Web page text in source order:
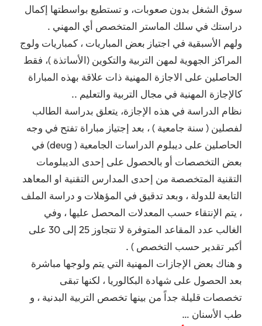
سوق الشغل بدون صعوبات، و تستطيع بواسطتها إكمال
دراستك في سلك الماستر المتخصص أي المهني .
ولهم الأسبقية في اجتياز بعض المباريات ، كمباريات ولوج
المراكز الجهوية لمهن التربية والتكوين (الأساتذة )، فقط
الحاصلين على الاجازة المهنية ذات علاقة بهذه المباراة
كالإجازة المهنية في مجال التربية والتعليم ..
نظام الدراسة في هذه الإجازة، يتعلق بدراسة الطالب
لفصلين ( سنة جامعية ) ، بعد إجتياز مباراة تفتح في وجه
الحاصلين على ديبلوم الدراسات الجامعية ( deug) في
بعض التخصصات أو بالحصول على إحدى الديبلومات
التقنية المتخصصة من إحدى المدارس التقنية او المعاهد
التابعة للدولة ، وبعد تدقيق في المؤهلات و دراسة الملف
، يتم الإنتقاء حسب المعدلات المحصل عليها ، وفي
الغالب عدد المقاعد المتوفرة لا تتجاوز 25 إلى 30 على
أكبر تقدير حسب التخصص ) .
و هناك بعض الإجازات المهنية التي يتم ولوجها مباشرة
بعد الحصول على شهادة البكالوريا ، لكنها تبقى
تخصصات قليلة جداً من بينها تخصص التربية البدنية ، و
طب الأسنان …